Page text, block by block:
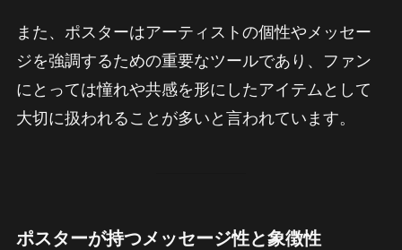
また、ポスターはアーティストの個性やメッセー
ジを強調するための重要なツールであり、ファン
にとっては憧れや共感を形にしたアイテムとして
大切に扱われることが多いと言われています。
ポスターが持つメッセージ性と象徴性